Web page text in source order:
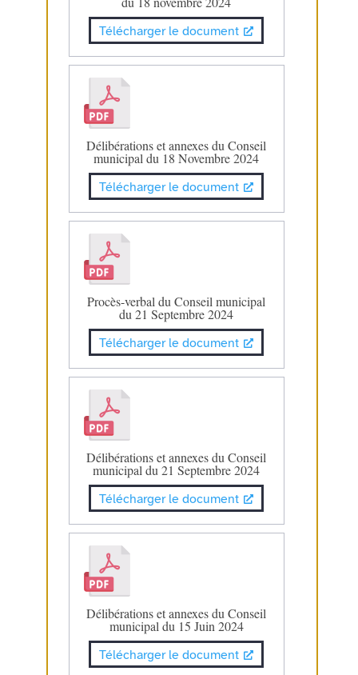
Télécharger le document
Délibérations et annexes du Conseil
municipal du 18 Novembre 2024
Télécharger le document
Procès-verbal du Conseil municipal
du 21 Septembre 2024
Télécharger le document
Délibérations et annexes du Conseil
municipal du 21 Septembre 2024
Télécharger le document
Délibérations et annexes du Conseil
municipal du 15 Juin 2024
Télécharger le document